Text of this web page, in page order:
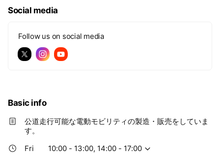
Social media
Follow us on social media
Basic info
公道走行可能な電動モビリティの製造・販売をしていま
す。
Fri
10:00 - 13:00, 14:00 - 17:00